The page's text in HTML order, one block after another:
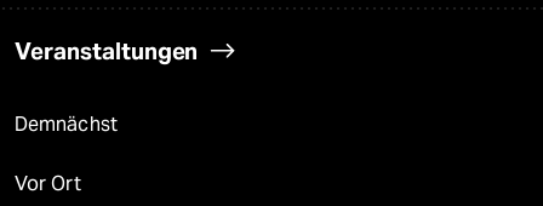
Veranstaltungen
Demnächst
Vor Ort